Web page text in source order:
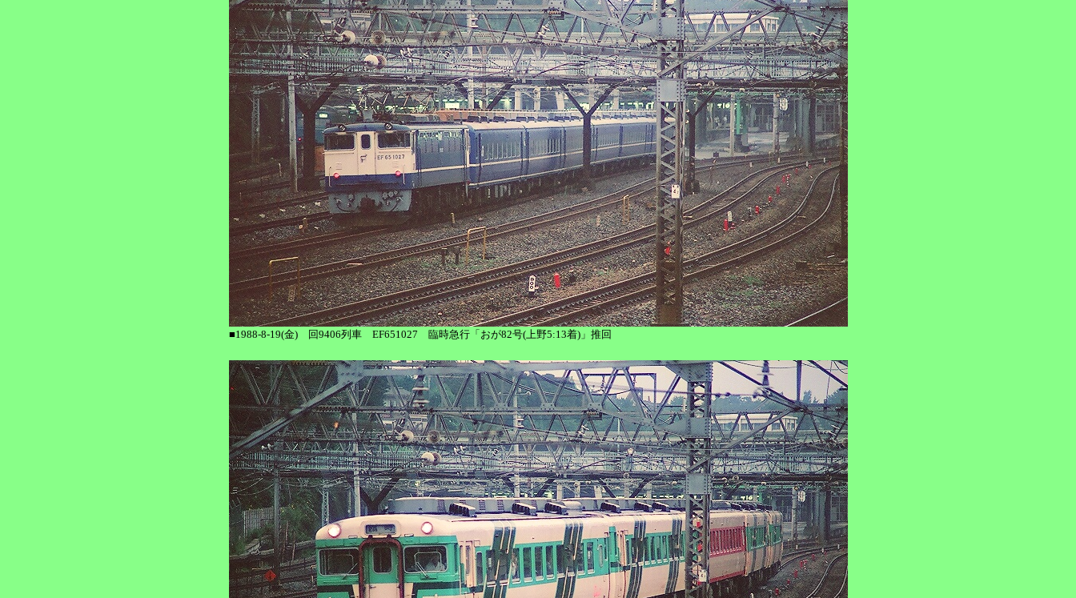
■1988-8-19(金) 回9406列車 EF651027 臨時急行「おが82号(上野5:13着)」推回